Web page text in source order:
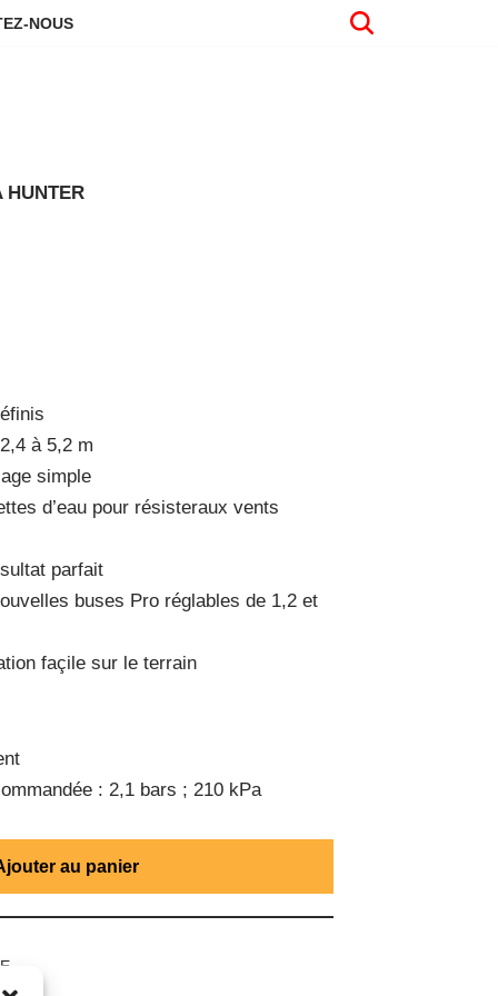
NOUS
HUNTER
à 5,2 m
simple
d’eau pour résisteraux vents
parfait
buses Pro réglables de 1,2 et
façile sur le terrain
: 2,1 bars ; 210 kPa
au panier